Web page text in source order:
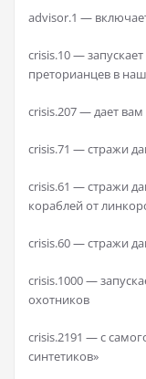
advisor.1 —
crisis.10 —
преторианцев в
crisis.207 — дает
crisis.71 — стражи
crisis.61 — стражи
кораблей от
crisis.60 — стражи
crisis.1000 —
охотников
crisis.2191 — c
синтетиков»